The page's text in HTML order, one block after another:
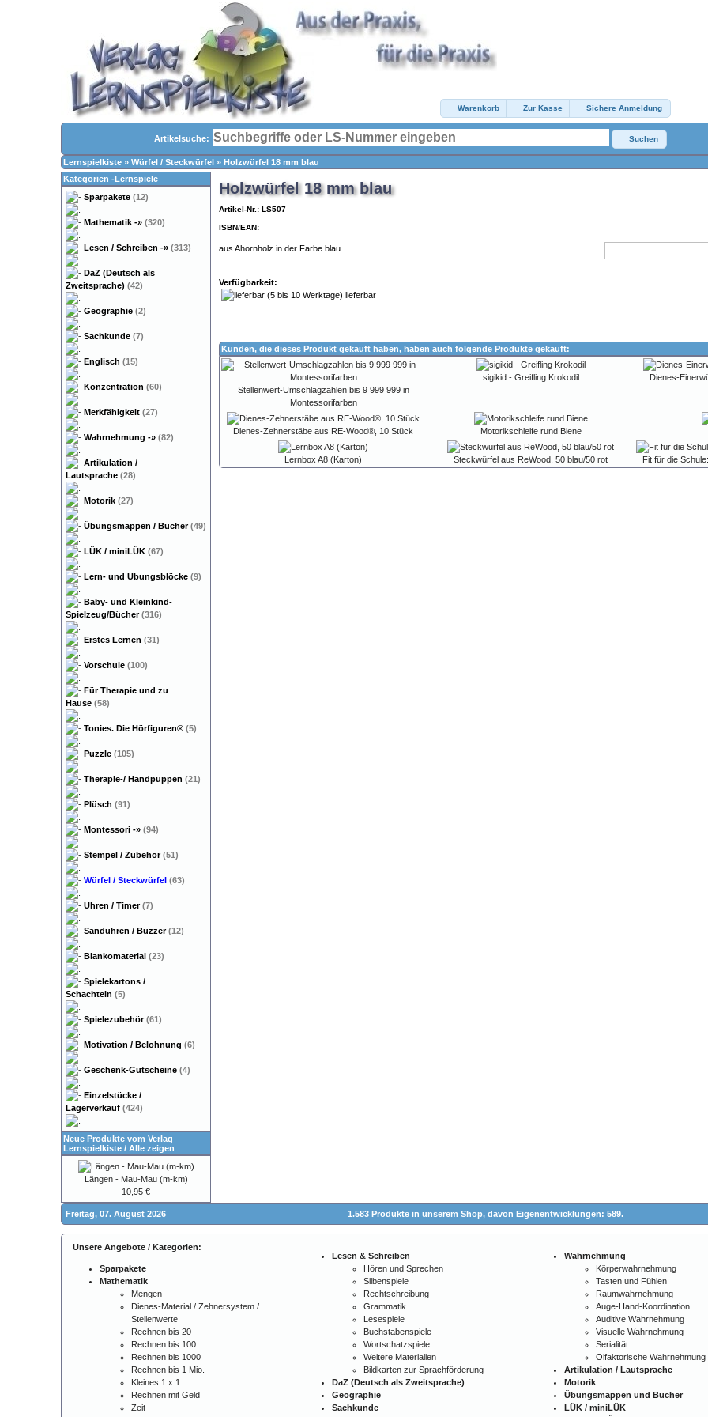
Warenkorb Zur Kasse Sichere Anmeldung
Artikelsuche: Suchen
Lernspielkiste » Würfel / Steckwürfel » Holzwürfel 18 mm blau
Holzwürfel 18 mm blau
Artikel-Nr.: LS507
ISBN/EAN:
aus Ahornholz in der Farbe blau.
Verfügbarkeit:
lieferbar
Kunden, die dieses Produkt gekauft haben, haben auch folgende Produkte gekauft:
Stellenwert-Umschlagzahlen bis 9 999 999 in
Montessorifarben
sigikid - Greifling Krokodil Dienes-
Dienes-Zehnerstäbe aus RE-Wood®, 10 Stück Motorikschleife rund Biene
Lernbox A8 (Karton) Steckwürfel aus ReWood, 50 blau/50 rot Fit für die
Kategorien -Lernspiele
Sparpakete (12)
Mathematik -» (320)
Lesen / Schreiben -» (313)
DaZ (Deutsch als
Zweitsprache) (42)
Geographie (2)
Sachkunde (7)
Englisch (15)
Konzentration (60)
Merkfähigkeit (27)
Wahrnehmung -» (82)
Artikulation /
Lautsprache (28)
Motorik (27)
Übungsmappen / Bücher(49)
LÜK / miniLÜK (67)
Lern- und Übungsblöcke (9)
Baby- und Kleinkind-
Spielzeug/Bücher(316)
Erstes Lernen (31)
Vorschule (100)
Für Therapie und zu
Hause (58)
Tonies. Die Hörfiguren® (5)
Puzzle (105)
Therapie-/ Handpuppen (21)
Plüsch (91)
Montessori -» (94)
Stempel / Zubehör(51)
Würfel / Steckwürfel (63)
Uhren / Timer(7)
Sanduhren / Buzzer(12)
Blankomaterial (23)
Spielekartons /
Schachteln (5)
Spielezubehör(61)
Motivation / Belohnung (6)
Geschenk-Gutscheine (4)
Einzelstücke /
Lagerverkauf (424)
Neue Produkte vom Verlag
Lernspielkiste / Alle zeigen
Längen - Mau-Mau (m-km)
10,95 €
Freitag, 07. August 2026 1.583 Produkte in unserem Shop, davon Eigenentwicklungen: 589.
Unsere Angebote / Kategorien:
Sparpakete
Mathematik
Mengen
Dienes-Material / Zehnersystem /
Stellenwerte
Rechnen bis 20
Rechnen bis 100
Rechnen bis 1000
Rechnen bis 1 Mio.
Kleines 1 x 1
Rechnen mit Geld
Zeit
Lesen & Schreiben
Hören und Sprechen
Silbenspiele
Rechtschreibung
Grammatik
Lesespiele
Buchstabenspiele
Wortschatzspiele
Weitere Materialien
Bildkarten zur Sprachförderung
DaZ (Deutsch als Zweitsprache)
Geographie
Sachkunde
Wahrnehmung
Körperwahrnehmung
Tasten und Fühlen
Raumwahrnehmung
Auge-Hand-Koordination
Auditive Wahrnehmung
Visuelle Wahrnehmung
Serialität
Olfaktorische Wahrnehmung
Artikulation / Lautsprache
Motorik
Übungsmappen und Bücher
LÜK / miniLÜK